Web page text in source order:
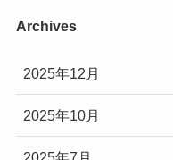
Archives
2025年12月
2025年10月